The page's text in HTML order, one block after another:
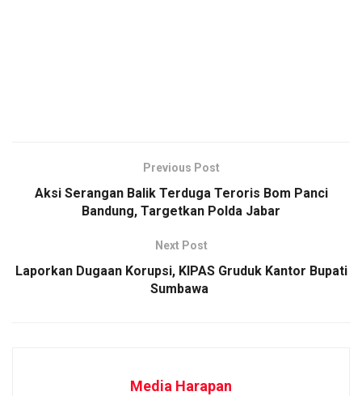
Previous Post
Aksi Serangan Balik Terduga Teroris Bom Panci
Bandung, Targetkan Polda Jabar
Next Post
Laporkan Dugaan Korupsi, KIPAS Gruduk Kantor Bupati
Sumbawa
Media Harapan